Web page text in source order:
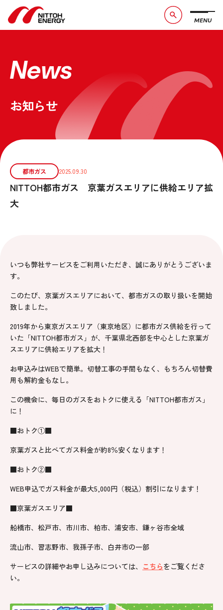
MENU
ブランドメッセージ
事業紹介
お問い合わせ
サービスサイト
News
お知らせ
都市ガス 2025.09.30
NITTOH都市ガス 京葉ガスエリアに供給エリア拡
大
いつも弊社サービスをご利用いただき、誠にありがとうございま
す。
このたび、京葉ガスエリアにおいて、都市ガスの取り扱いを開始
致しました。
2019年から東京ガスエリア（東京地区）に都市ガス供給を行って
いた「NITTOH都市ガス」が、千葉県北西部を中心とした京葉ガ
スエリアに供給エリアを拡大！
お申込みはWEBで簡単。切替工事の手間もなく、もちろん切替費
用も解約金もなし。
この機会に、毎日のガスをおトクに使える「NITTOH都市ガス」
に！
■おトク①■
京葉ガスと比べてガス料金が約8％安くなります！
■おトク②■
WEB申込でガス料金が最大5,000円（税込）割引になります！
■京葉ガスエリア■
船橋市、松戸市、市川市、柏市、浦安市、鎌ヶ谷市全域
流山市、習志野市、我孫子市、白井市の一部
サービスの詳細やお申し込みについては、 こちらをご覧くださ
い。